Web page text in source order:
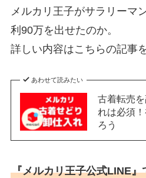
メルカリ王子がサラリーマ
利90万を出せたのか。
詳しい内容はこちらの記事
あわせて読みたい
古着転売
れは必須
ろう
『メルカリ王子公式LINE